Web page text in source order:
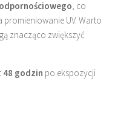
, co
UV. Warto
znacząco zwiększyć
48 godzin po ekspozycji